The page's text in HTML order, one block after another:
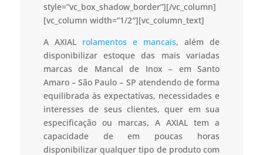
style=”vc_box_shadow_border”][/vc_column]
[vc_column width=”1/2″][vc_column_text]
A AXIAL rolamentos e mancais, além de
disponibilizar estoque das mais variadas
marcas de Mancal de Inox – em Santo
Amaro – São Paulo – SP atendendo de forma
equilibrada às expectativas, necessidades e
interesses de seus clientes, quer em sua
especificação ou marcas, A AXIAL tem a
capacidade de em poucas horas
disponibilizar qualquer tipo de produto com